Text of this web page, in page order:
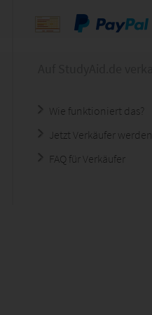
Wie funktioniert das?
Jetzt Verkäufer werden
FAQ für Verkäufer